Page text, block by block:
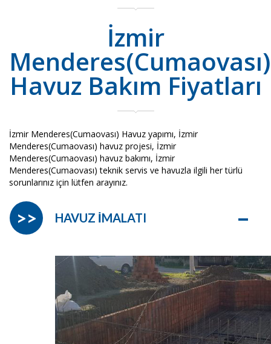
İzmir
Menderes(Cumaovası)
Havuz Bakım Fiyatları
İzmir Menderes(Cumaovası) Havuz yapımı, İzmir
Menderes(Cumaovası) havuz projesi, İzmir
Menderes(Cumaovası) havuz bakımı, İzmir
Menderes(Cumaovası) teknik servis ve havuzla ilgili her türlü
sorunlarınız için lütfen arayınız.
HAVUZ İMALATI –
>>